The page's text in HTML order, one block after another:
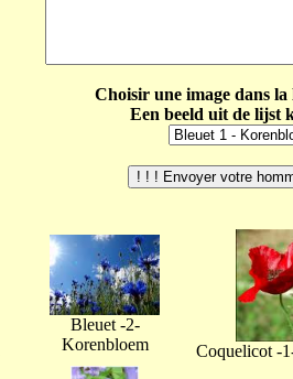
Choisir une image dans la
Een beeld uit de lijst
Bleuet -2-
Korenbloem
Coquelicot -